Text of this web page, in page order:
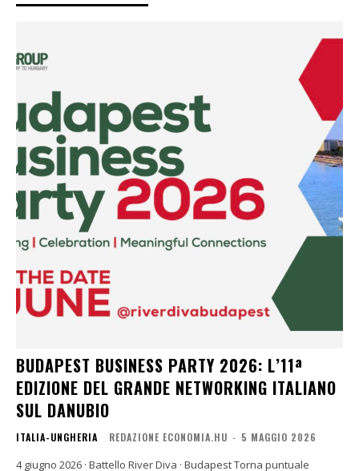
BUDAPEST BUSINESS PARTY 2026: L’11ª
EDIZIONE DEL GRANDE NETWORKING ITALIANO
SUL DANUBIO
ITALIA-UNGHERIA REDAZIONE ECONOMIA.HU - 5 MAGGIO 2026
4 giugno 2026 · Battello River Diva · Budapest Torna puntuale